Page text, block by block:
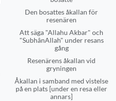
Den bosattes åkallan för
resenären
Att säga "Allahu Akbar" och
"SubhânAllah" under resans
gång
Resenärens åkallan vid
gryningen
Åkallan i samband med vistelse
på en plats [under en resa eller
annars]